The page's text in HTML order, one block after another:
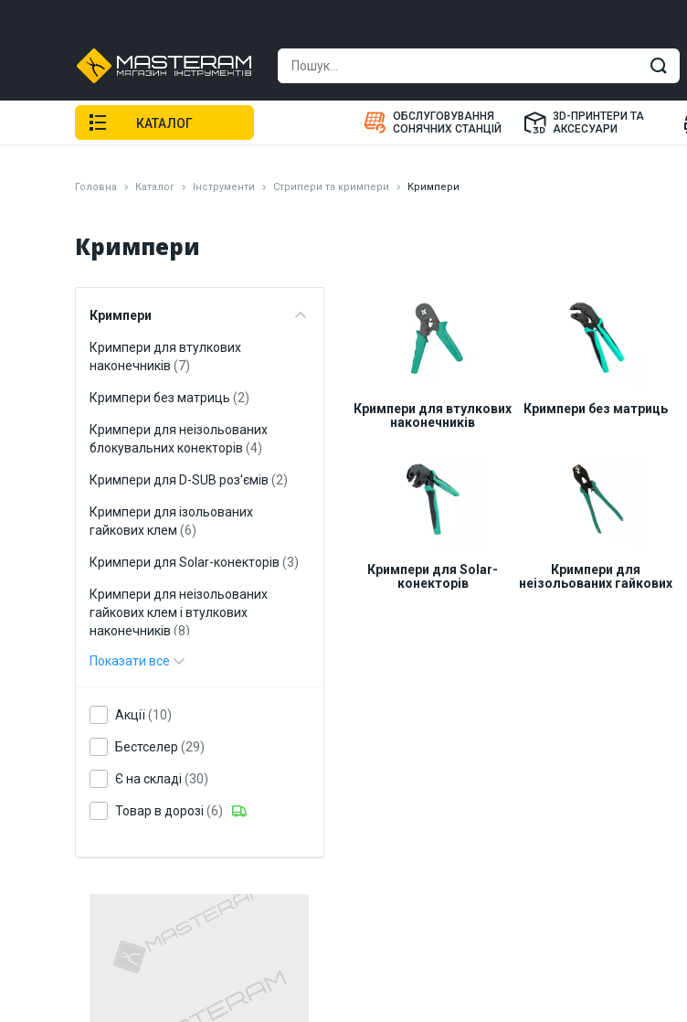
Кримпери
Головна Каталог Інструменти Стрипери та кримпери Кримпери
Кримпери для втулкових
наконечників
Кримпери без матриць
Кримпери для Solar-
конекторів
Кримпери для
неізольованих гайкових
Кримпери
Кримпери для втулкових
наконечників (7)
Кримпери без матриць (2)
Кримпери для неізольованих
блокувальних конекторів (4)
Кримпери для D-SUB роз'ємів (2)
Кримпери для ізольованих
гайкових клем (6)
Кримпери для Solar-конекторів (3)
Кримпери для неізольованих
гайкових клем і втулкових
наконечників (8)
Кримпери для плоских ізольованих
Матриці змінні
Змінні леза для кримпера
Показати все
Акції(10)
Бестселер (29)
Є на складі (30)
Товар в дорозі (6)
КАТАЛОГ
ОБСЛУГОВУВАННЯ
СОНЯЧНИХ СТАНЦІЙ
3D-ПРИНТЕРИ ТА
АКСЕСУАРИ